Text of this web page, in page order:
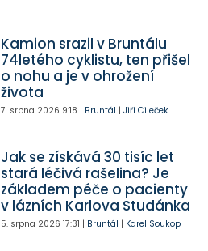
Kamion srazil v Bruntálu
74letého cyklistu, ten přišel
o nohu a je v ohrožení
života
7. srpna 2026 9:18 | Bruntál | Jiří Cileček
Jak se získává 30 tisíc let
stará léčivá rašelina? Je
základem péče o pacienty
v lázních Karlova Studánka
5. srpna 2026 17:31 | Bruntál | Karel Soukop